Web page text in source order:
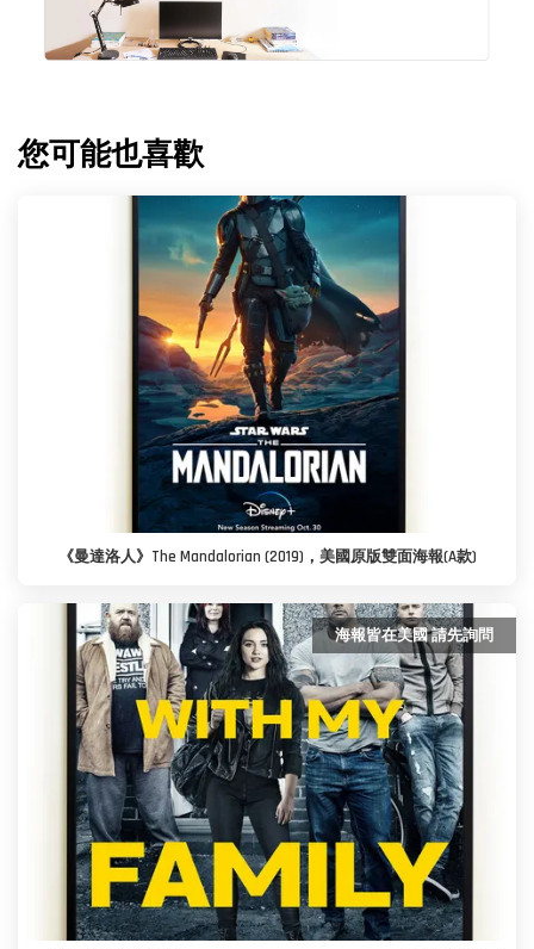
您可能也喜歡
《曼達洛人》The Mandalorian (2019)，美國原版雙面海報(A款)
海報皆在美國 請先詢問